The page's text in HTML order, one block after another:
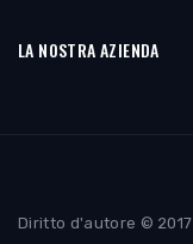
LA NOSTRA AZIENDA
Diritto d'autore © 2017